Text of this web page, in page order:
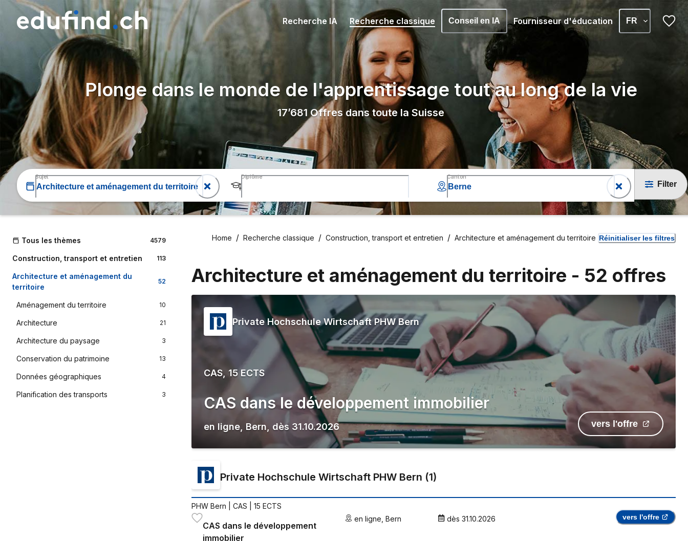
Recherche IA Recherche classique Conseil en IA Fournisseur d'éducation FR
Plonge dans le monde de l'apprentissage tout au long de la vie
17’681 Offres dans toute la Suisse
Sujet Diplôme Canton
Filter
Tous les thèmes 4579
Construction, transport et entretien 113
Architecture et aménagement du
territoire
52
Aménagement du territoire 10
Architecture 21
Architecture du paysage 3
Conservation du patrimoine 13
Données géographiques 4
Planification des transports 3
Home Recherche classique Construction, transport et entretien Architecture et aménagement du territoire Réinitialiser les filtres
Architecture et aménagement du territoire - 52 offres
Private Hochschule Wirtschaft PHW Bern
CAS, 15 ECTS
CAS dans le développement immobilier
en ligne Bern dès 31.10.2026 vers l'offre
Private Hochschule Wirtschaft PHW Bern (1)
PHW Bern | CAS | 15 ECTS
CAS dans le développement
immobilier
en ligne Bern dès 31.10.2026 vers l'offre